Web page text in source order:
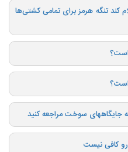
کند تنگه هرمز برای تمامی کشتی‌ها
جایگاههای سوخت مراجعه کنید
کافی نیست